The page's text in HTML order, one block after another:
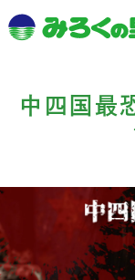
中四国最